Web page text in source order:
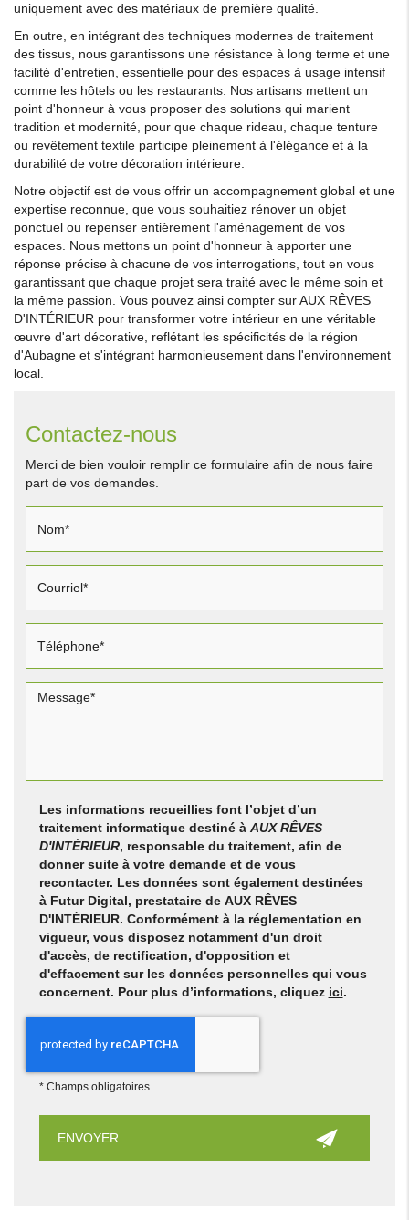
uniquement avec des matériaux de première qualité.
En outre, en intégrant des techniques modernes de traitement
des tissus, nous garantissons une résistance à long terme et une
facilité d'entretien, essentielle pour des espaces à usage intensif
comme les hôtels ou les restaurants. Nos artisans mettent un
point d'honneur à vous proposer des solutions qui marient
tradition et modernité, pour que chaque rideau, chaque tenture
ou revêtement textile participe pleinement à l'élégance et à la
durabilité de votre décoration intérieure.
Notre objectif est de vous offrir un accompagnement global et une
expertise reconnue, que vous souhaitiez rénover un objet
ponctuel ou repenser entièrement l'aménagement de vos
espaces. Nous mettons un point d'honneur à apporter une
réponse précise à chacune de vos interrogations, tout en vous
garantissant que chaque projet sera traité avec le même soin et
la même passion. Vous pouvez ainsi compter sur AUX RÊVES
D'INTÉRIEUR pour transformer votre intérieur en une véritable
œuvre d'art décorative, reflétant les spécificités de la région
d'Aubagne et s'intégrant harmonieusement dans l'environnement
local.
Contactez-nous
Merci de bien vouloir remplir ce formulaire afin de nous faire
part de vos demandes.
Les informations recueillies font l’objet d’un
traitement informatique destiné àAUX RÊVES
D'INTÉRIEUR, responsable du traitement, afin de
donner suite à votre demande et de vous
recontacter. Les données sont également destinées
à Futur Digital, prestataire de AUX RÊVES
D'INTÉRIEUR. Conformément à la réglementation en
vigueur, vous disposez notamment d'un droit
d'accès, de rectification, d'opposition et
d'effacement sur les données personnelles qui vous
concernent. Pour plus d’informations, cliquez ici.
* Champs obligatoires